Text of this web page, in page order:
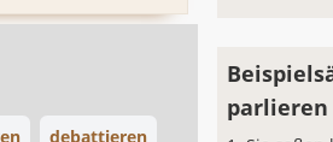
debattieren
parlieren